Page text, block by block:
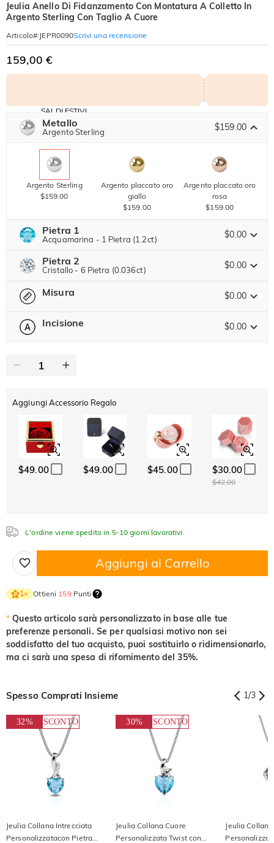
Jeulia Anello Di Fidanzamento Con Montatura A Colletto In
Argento Sterling Con Taglio A Cuore
Articolo#: JEPR0090Scrivi una recensione
159,00 €
SALDI ESTIVI
-10%
SU TUTTO
SUL 2°
Metallo
Argento Sterling $159.00
Argento Sterling
$159.00
Argento placcato oro
giallo
$159.00
Argento placcato oro
rosa
$159.00
Pietra 1
Acquamarina - 1 Pietra (1.2ct) $0.00
Pietra preziosa di Jeulia
$340.00
Pietra di Jeulia
Acquamarina
$0.00
Smeraldo
Rosa
Nero fantasia
Giallo fantasia
$0.00
Pietra 2
Cristallo - 6 Pietra (0.036ct) $0.00
Pietra preziosa di Jeulia
Pietra di Jeulia
$0.00
Acquamarina
Smeraldo
Rosa
$0.00
Fucsia
Peridoto
Nero fantasia
Misura $0.00
-- Seleziona -- Guida alle Taglie
Incisione $0.00
Testo
Carattere
Classico Italico Corsivo
Aggiungi Accessorio Regalo
$49.00 $49.00 $45.00 $30.00
$42.00
L'ordine viene spedito in 5-10 giorni lavorativi.
Aggiungi al Carrello
1× Ottieni 159Punti
* Questo articolo sarà personalizzato in base alle tue
preferenze personali. Se per qualsiasi motivo non sei
soddisfatto del tuo acquisto, puoi sostituirlo o ridimensionarlo,
ma ci sarà una spesa di rifornimento del 35%.
Spesso Comprati Insieme 1/3
32% SCONTO
Jeulia Collana Intrecciata
Personalizzatacon Pietra
30% SCONTO
Jeulia Collana Cuore
Personalizzata Twist con
Jeulia Collana